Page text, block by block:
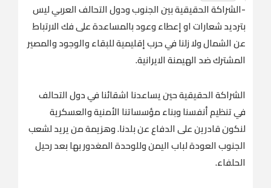
-الشراكة الحقيقية بين الجنوب ودول التحالف العربي ليس
بترديد شعارات او إعطاء وعود بالمساعدة على فك الارتباط
عن الشمال ولا زلنا في حرب إقليمية للبقاء والوجود والمصير
المشترك ضد الهيمنة الايرانية.
الشراكة الحقيقية حين يساعدنا اشقائنا في دول التحالف
في تنظيم أنفسنا وبناء مؤسساتنا الأمنية والعسكرية
لنكون قادرين على الدفاع عن بلدنا. وهزيمة من يريد لشعب
الجنوب العودة لباب اليمن وللوحدة المغدور بها بعد رحيل
الحلفاء.